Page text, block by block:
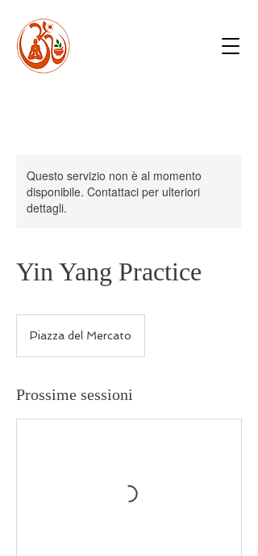
Questo servizio non è al momento
disponibile. Contattaci per ulteriori
dettagli.
Yin Yang Practice
Piazza del Mercato
Prossime sessioni